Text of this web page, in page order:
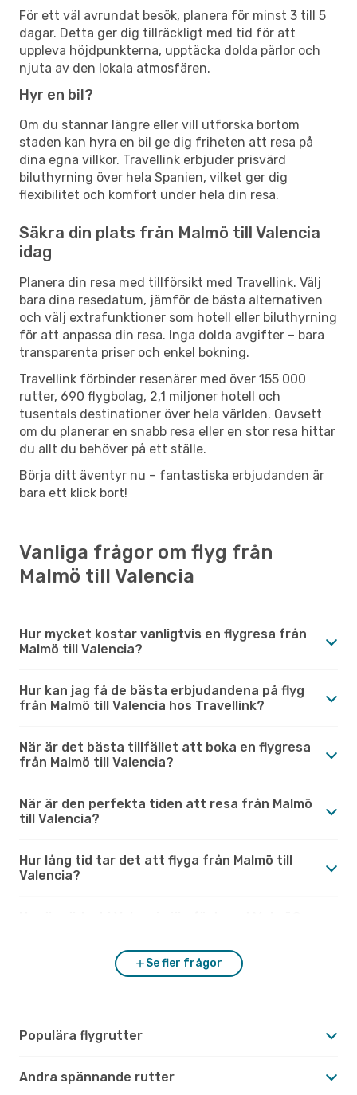
För ett väl avrundat besök, planera för minst 3 till 5
dagar. Detta ger dig tillräckligt med tid för att
uppleva höjdpunkterna, upptäcka dolda pärlor och
njuta av den lokala atmosfären.
Hyr en bil?
Om du stannar längre eller vill utforska bortom
staden kan hyra en bil ge dig friheten att resa på
dina egna villkor. Travellink erbjuder prisvärd
biluthyrning över hela Spanien, vilket ger dig
flexibilitet och komfort under hela din resa.
Säkra din plats från Malmö till Valencia
idag
Planera din resa med tillförsikt med Travellink. Välj
bara dina resedatum, jämför de bästa alternativen
och välj extrafunktioner som hotell eller biluthyrning
för att anpassa din resa. Inga dolda avgifter – bara
transparenta priser och enkel bokning.
Travellink förbinder resenärer med över 155 000
rutter, 690 flygbolag, 2,1 miljoner hotell och
tusentals destinationer över hela världen. Oavsett
om du planerar en snabb resa eller en stor resa hittar
du allt du behöver på ett ställe.
Börja ditt äventyr nu – fantastiska erbjudanden är
bara ett klick bort!
Vanliga frågor om flyg från
Malmö till Valencia
Hur mycket kostar vanligtvis en flygresa från
Malmö till Valencia?
Hur kan jag få de bästa erbjudandena på flyg
från Malmö till Valencia hos Travellink?
När är det bästa tillfället att boka en flygresa
från Malmö till Valencia?
När är den perfekta tiden att resa från Malmö
till Valencia?
Hur lång tid tar det att flyga från Malmö till
Valencia?
Se fler frågor
Populära flygrutter
Andra spännande rutter